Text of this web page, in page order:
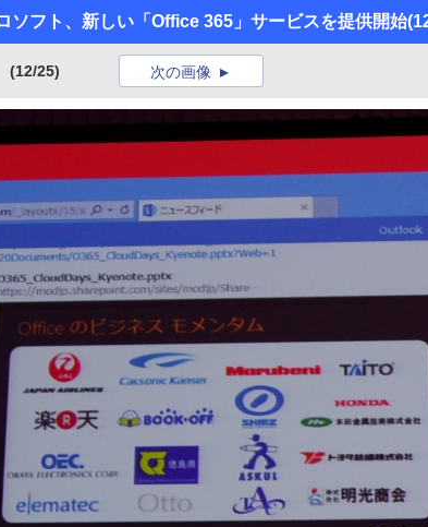
ソフト、新しい「Office 365」サービスを提供開始
(12/25) 次の画像